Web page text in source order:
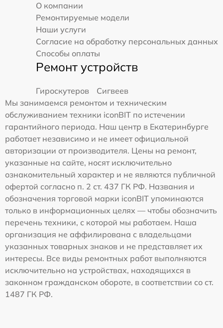
О компании
Ремонтируемые модели
Наши услуги
Согласие на обработку персональных данных
Способы оплаты
Ремонт устройств
Гироскутеров
Сигвеев
Мы занимаемся ремонтом и техническим
обслуживанием техники iconBIT по истечении
гарантийного периода. Наш центр в Екатеринбурге
работает независимо и не имеет официальной
авторизации от производителя. Цены на ремонт,
указанные на сайте, носят исключительно
ознакомительный характер и не являются публичной
офертой согласно п. 2 ст. 437 ГК РФ. Названия и
обозначения торговой марки iconBIT упоминаются
только в информационных целях — чтобы обозначить
перечень техники, с которой мы работаем. Наша
организация не аффилирована с владельцами
указанных товарных знаков и не представляет их
интересы. Все виды ремонтных работ выполняются
исключительно на устройствах, находящихся в
законном гражданском обороте, в соответствии со ст.
1487 ГК РФ.